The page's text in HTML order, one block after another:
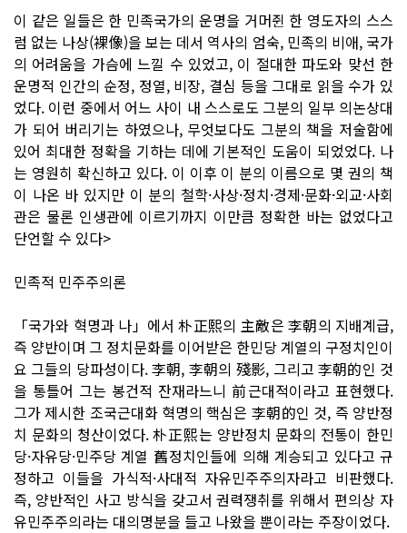
이 같은 일들은 한 민족국가의 운명을 거머쥔 한 영도자의 스스
럼 없는 나상(裸像)을 보는 데서 역사의 엄숙, 민족의 비애, 국가
의 어려움을 가슴에 느낄 수 있었고, 이 절대한 파도와 맞선 한
운명적 인간의 순정, 정열, 비장, 결심 등을 그대로 읽을 수가 있
었다. 이런 중에서 어느 사이 내 스스로도 그분의 일부 의논상대
가 되어 버리기는 하였으나, 무엇보다도 그분의 책을 저술함에
있어 최대한 정확을 기하는 데에 기본적인 도움이 되었었다. 나
는 영원히 확신하고 있다. 이 이후 이 분의 이름으로 몇 권의 책
이 나온 바 있지만 이 분의 철학·사상·정치·경제·문화·외교·사회
관은 물론 인생관에 이르기까지 이만큼 정확한 바는 없었다고
단언할 수 있다>
민족적 민주주의론
「국가와 혁명과 나」에서 朴正熙의 主敵은 李朝의 지배계급,
즉 양반이며 그 정치문화를 이어받은 한민당 계열의 구정치인이
요 그들의 당파성이다. 李朝, 李朝의 殘影, 그리고 李朝的인 것
을 통틀어 그는 봉건적 잔재라느니 前근대적이라고 표현했다.
그가 제시한 조국근대화 혁명의 핵심은 李朝的인 것, 즉 양반정
치 문화의 청산이었다. 朴正熙는 양반정치 문화의 전통이 한민
당·자유당·민주당 계열 舊정치인들에 의해 계승되고 있다고 규
정하고 이들을 가식적·사대적 자유민주주의자라고 비판했다.
즉, 양반적인 사고 방식을 갖고서 권력쟁취를 위해서 편의상 자
유민주주의라는 대의명분을 들고 나왔을 뿐이라는 주장이었다.